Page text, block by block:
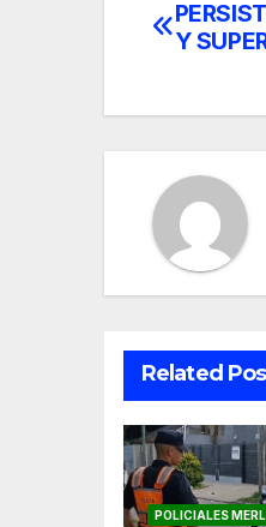
Post
Y
Related
POLICIALES